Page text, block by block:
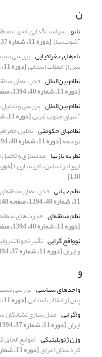
ن
ناتو سیاست‌گذاری امنیت
آشوب‌ساز[دوره 11، شماره 37، 1394، صفحه 1-37]
نام‌های جغرافیایی بررسی
پس از انقلاب اسلامی[دوره 11، شماره 38، 1394، صفحه 115-133]
نظام بین‌الملل قدرت‌های
[دوره 11، شماره 40، 1394، صفحه 148-176]
نظام بین‌الملل بررسی و تحلیل
آسیای جنوب غربی[دوره 11، شماره 38، 1394، صفحه 1-34]
نظامهای حکومتی تحلیل
توسعه[دوره 11، شماره 40، 1394، صفحه 61-84]
نظریه بازیها مدلسازی و
اروپا بر اساس نظریه بازیها
138]
نظم جهانی قدرت‌های
11، شماره 40، 1394، صفحه 148-176]
نظم منطقه‌ای قدرت‌های
[دوره 11، شماره 40، 1394، صفحه 148-176]
نوواقع گرایی تأثیر تحولات
و ایران[دوره 11، شماره 37، 1394، صفحه 38-70]
و
واحدهای سیاسی بررسی نسبت
پس از انقلاب اسلامی[دوره 11، شماره 38، 1394، صفحه 115-133]
واگرایی مدل سازی نشانگان
ایران[دوره 11، شماره 37، 1394، صفحه 71-100]
وزن ژئوپلیتیکی (موانع
کردستان(عراق[دوره 11، شماره 38، 1394، صفحه 35-59]